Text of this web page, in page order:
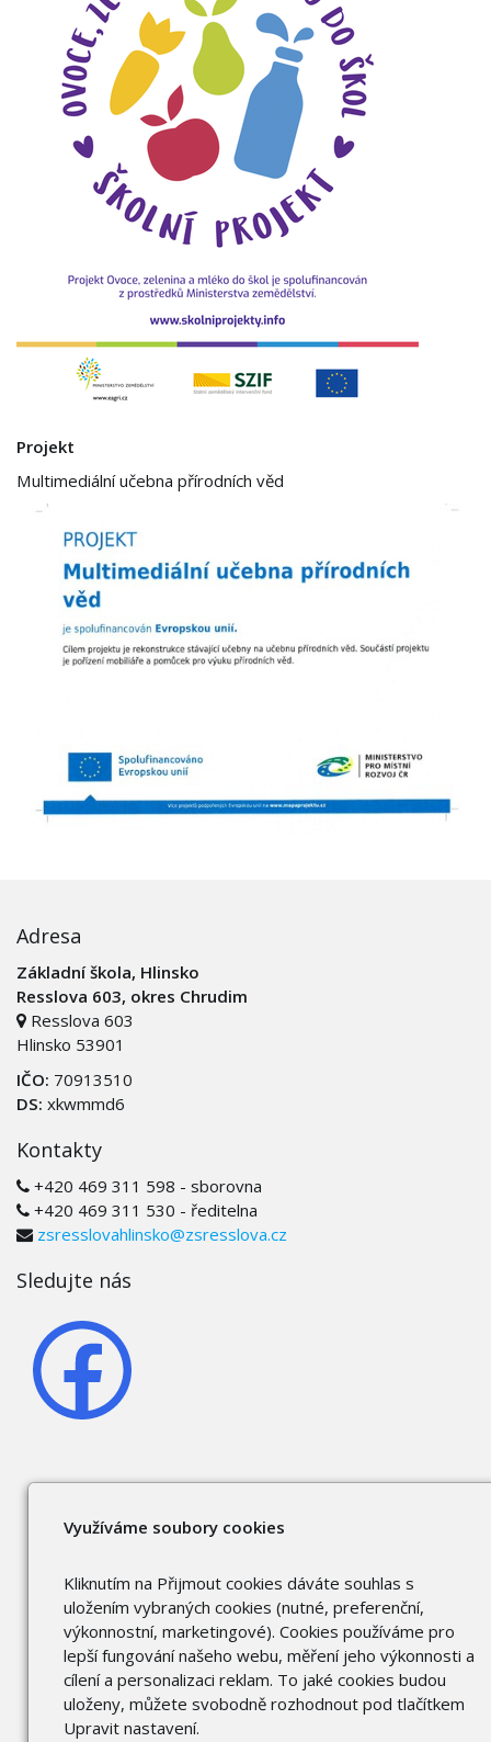
Projekt
Multimediální učebna přírodních věd
Adresa
Základní škola, Hlinsko
Resslova 603, okres Chrudim
Resslova 603
Hlinsko 53901
IČO: 70913510
DS: xkwmmd6
Kontakty
+420 469 311 598 - sborovna
+420 469 311 530 - ředitelna
zsresslovahlinsko@zsresslova.cz
Sledujte nás
Využíváme soubory cookies
Kliknutím na Přijmout cookies dáváte souhlas s
uložením vybraných cookies (nutné, preferenční,
výkonnostní, marketingové). Cookies používáme pro
lepší fungování našeho webu, měření jeho výkonnosti a
cílení a personalizaci reklam. To jaké cookies budou
uloženy, můžete svobodně rozhodnout pod tlačítkem
Upravit nastavení.